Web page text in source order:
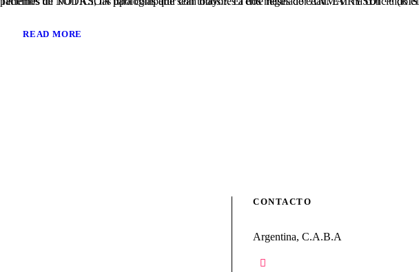
READ MORE
CONTACTO
Argentina, C.A.B.A